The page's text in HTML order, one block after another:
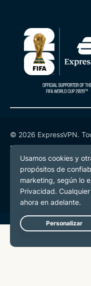
© 2026 ExpressVPN.
Política de Privacidad
Términos de Servicio
Preferencias de cookies